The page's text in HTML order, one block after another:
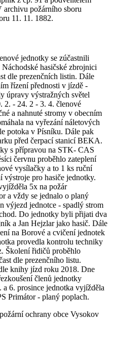
požárního sboru
11. 11. 1882.
jednotky se zúčastnili
hasičské zbrojnici
dle prezenčních listin. Dále
řízení přednosti v jízdě -
úpravy výstražných světel
2. - 24. 2 - 3. 4. členové
a nahnuté stromy v obecním
na vyřezání náletových
potoka v Písníku. Dále pak
před čerpací stanicí BEKA.
s přípravou na STK- CAS
červnu proběhlo zateplení
vysílačky a to 1 ks ruční
výstroje pro hasiče jednotky.
5x na požár
a vždy se jednalo o planý
výjezd jednotce - spadlý strom
Do jednotky byli přijati dva
a Jan Hejzlar jako hasič. Dále
na Borové a cvičení jednotek
provedla kontrolu techniky
Školení řidičů proběhlo
dle prezenčního listu.
knihy jízd roku 2018. Dne
členů jednotky
6. prosince jednotka vyjížděla
Primátor - planý poplach.
ochrany obce Vysokov